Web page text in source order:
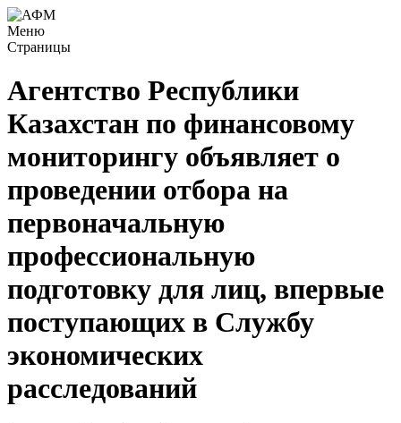
Меню
Страницы
Агентство Республики
Казахстан по финансовому
мониторингу объявляет о
проведении отбора на
первоначальную
профессиональную
подготовку для лиц, впервые
поступающих в Службу
экономических
расследований